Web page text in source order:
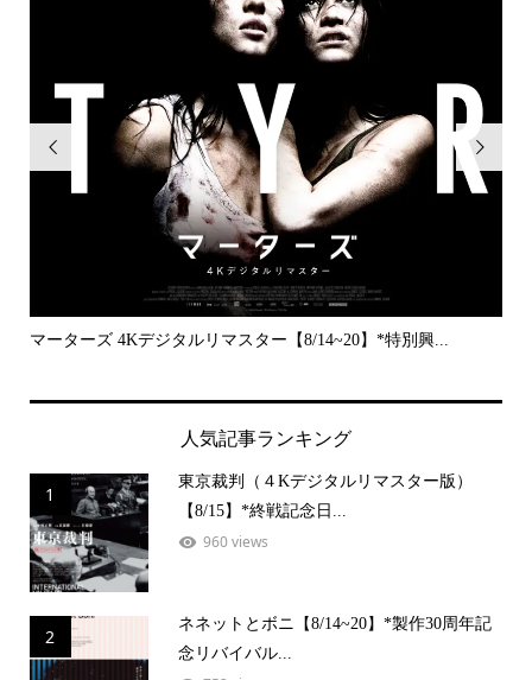

マーターズ 4Kデジタルリマスター【8/14~20】*特別興...

人気記事ランキング
1
東京裁判（４Kデジタルリマスター版）
【8/15】*終戦記念日...
960 views
2
ネネットとボニ【8/14~20】*製作30周年記
念リバイバル...